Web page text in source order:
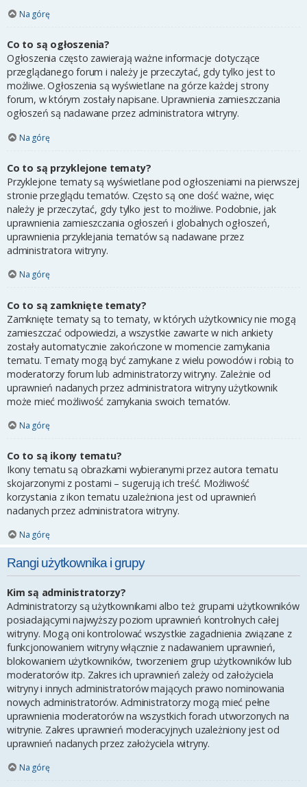
Na górę
Co to są ogłoszenia?
Ogłoszenia często zawierają ważne informacje dotyczące
przeglądanego forum i należy je przeczytać, gdy tylko jest to
możliwe. Ogłoszenia są wyświetlane na górze każdej strony
forum, w którym zostały napisane. Uprawnienia zamieszczania
ogłoszeń są nadawane przez administratora witryny.
Na górę
Co to są przyklejone tematy?
Przyklejone tematy są wyświetlane pod ogłoszeniami na pierwszej
stronie przeglądu tematów. Często są one dość ważne, więc
należy je przeczytać, gdy tylko jest to możliwe. Podobnie, jak
uprawnienia zamieszczania ogłoszeń i globalnych ogłoszeń,
uprawnienia przyklejania tematów są nadawane przez
administratora witryny.
Na górę
Co to są zamknięte tematy?
Zamknięte tematy są to tematy, w których użytkownicy nie mogą
zamieszczać odpowiedzi, a wszystkie zawarte w nich ankiety
zostały automatycznie zakończone w momencie zamykania
tematu. Tematy mogą być zamykane z wielu powodów i robią to
moderatorzy forum lub administratorzy witryny. Zależnie od
uprawnień nadanych przez administratora witryny użytkownik
może mieć możliwość zamykania swoich tematów.
Na górę
Co to są ikony tematu?
Ikony tematu są obrazkami wybieranymi przez autora tematu
skojarzonymi z postami – sugerują ich treść. Możliwość
korzystania z ikon tematu uzależniona jest od uprawnień
nadanych przez administratora witryny.
Na górę
Rangi użytkownika i grupy
Kim są administratorzy?
Administratorzy są użytkownikami albo też grupami użytkowników
posiadającymi najwyższy poziom uprawnień kontrolnych całej
witryny. Mogą oni kontrolować wszystkie zagadnienia związane z
funkcjonowaniem witryny włącznie z nadawaniem uprawnień,
blokowaniem użytkowników, tworzeniem grup użytkowników lub
moderatorów itp. Zakres ich uprawnień zależy od założyciela
witryny i innych administratorów mających prawo nominowania
nowych administratorów. Administratorzy mogą mieć pełne
uprawnienia moderatorów na wszystkich forach utworzonych na
witrynie. Zakres uprawnień moderacyjnych uzależniony jest od
uprawnień nadanych przez założyciela witryny.
Na górę